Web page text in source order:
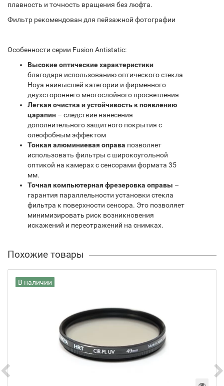
плавность и точность вращения без люфта.
Фильтр рекомендован для пейзажной фотографии
Особенности серии Fusion Antistatic:
Высокие оптические характеристики
благодаря использованию оптического стекла
Hoya наивысшей категории и фирменного
двухстороннего многослойного просветления
Легкая очистка и устойчивость к появлению
царапин – следствие нанесения
дополнительного защитного покрытия с
олеофобным эффектом
Тонкая алюминиевая оправа позволяет
использовать фильтры с широкоугольной
оптикой на камерах с сенсорами формата 35
мм.
Точная компьютерная фрезеровка оправы –
гарантия параллельности установки стекла
фильтра к поверхности сенсора. Это позволяет
минимизировать риск возникновения
искажений и переотражений на снимках.
Похожие товары
В наличии